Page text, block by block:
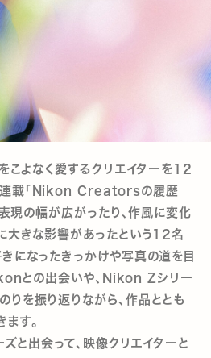
こよなく愛するクリエイターを12
連載「Nikon Creatorsの履歴
現の幅が広がったり、作風に変化
大きな影響があったという12名
きになったきっかけや写真の道を目
との出会いや、Nikon Zシリー
りを振り返りながら、作品ととも
す。
出会って、映像クリエイターと